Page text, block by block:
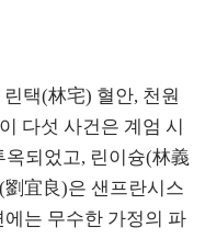
택(林宅) 혈안, 천원
다섯 사건은 계엄 시
되었고, 린이슝(林義
宜良)은 샌프란시스
는 무수한 가정의 파